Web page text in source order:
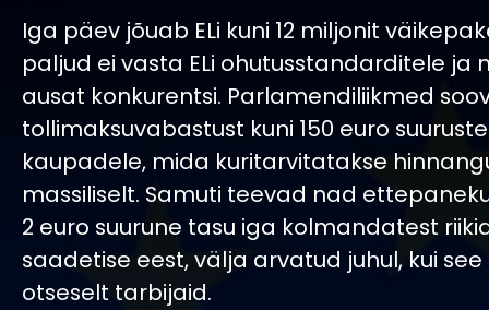
Iga päev jõuab ELi kuni 12 miljonit
paljud ei vasta ELi ohutusstandarditele ja
ausat konkurentsi. Parlamendiliikmed
tollimaksuvabastust kuni 150 euro
kaupadele, mida kuritarvitatakse
massiliselt. Samuti teevad nad
2 euro suurune tasu iga kolmandatest
saadetise eest, välja arvatud juhul, kui
otseselt tarbijaid.